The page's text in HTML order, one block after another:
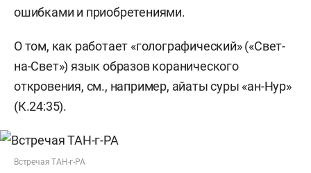
ошибками и приобретениями.
О том, как работает «голографический» («Свет-
на-Свет») язык образов коранического
откровения, см., например, айаты суры «ан-Нур»
(К.24:35).
Встречая ТАН-г-РА